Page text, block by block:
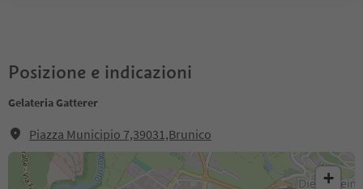
Posizione e indicazioni
Gelateria Gatterer
Piazza Municipio 7,39031,Brunico
+